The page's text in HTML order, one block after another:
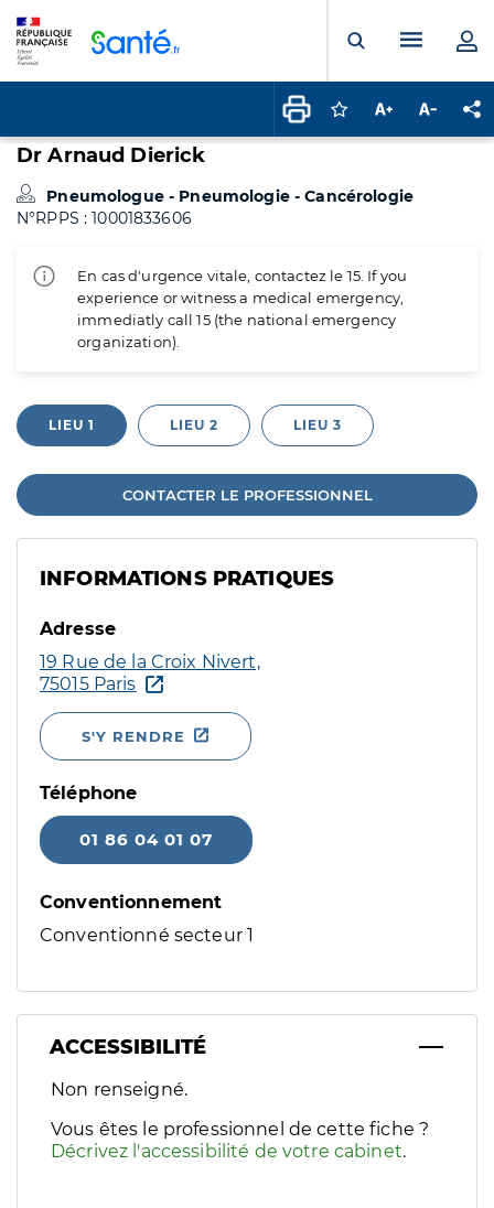
Ouvrir laMenu
Connectez-vous
Augmenter la
Dr Arnaud Dierick
Pneumologue - Pneumologie - Cancérologie
N°RPPS : 10001833606
En cas d'urgence vitale, contactez le 15. If you
experience or witness a medical emergency,
immediatly call 15 (the national emergency
organization).
LIEU 1 LIEU 2 LIEU 3
CONTACTER LE PROFESSIONNEL
INFORMATIONS PRATIQUES
Adresse
19 Rue de la Croix Nivert,
75015 Paris
S'Y RENDRE
Téléphone
01 86 04 01 07
Conventionnement
Conventionné secteur 1
ACCESSIBILITÉ
Filtres
Sélectionnez un ou plusieurs handicaps/besoins
Non renseigné.
Vous êtes le professionnel de cette fiche ?
Décrivez l'accessibilité de votre cabinet.